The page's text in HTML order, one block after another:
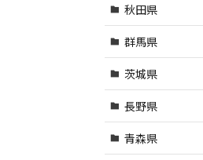
秋田県
群馬県
茨城県
長野県
青森県